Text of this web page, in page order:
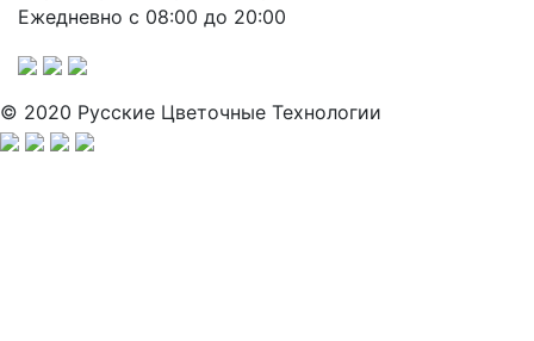
Ежедневно с 08:00 до 20:00
© 2020 Русские Цветочные Технологии